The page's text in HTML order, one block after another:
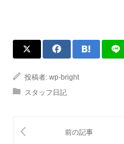
投稿者: wp-bright
スタッフ日記